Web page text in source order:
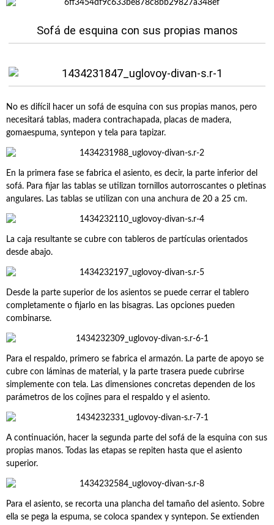
Sofá de esquina con sus propias manos
No es difícil hacer un sofá de esquina con sus propias manos, pero
necesitará tablas, madera contrachapada, placas de madera,
gomaespuma, syntepon y tela para tapizar.
En la primera fase se fabrica el asiento, es decir, la parte inferior del
sofá. Para fijar las tablas se utilizan tornillos autorroscantes o pletinas
angulares. Las tablas se utilizan con una anchura de 20 a 25 cm.
La caja resultante se cubre con tableros de partículas orientados
desde abajo.
Desde la parte superior de los asientos se puede cerrar el tablero
completamente o fijarlo en las bisagras. Las opciones pueden
combinarse.
Para el respaldo, primero se fabrica el armazón. La parte de apoyo se
cubre con láminas de material, y la parte trasera puede cubrirse
simplemente con tela. Las dimensiones concretas dependen de los
parámetros de los cojines para el respaldo y el asiento.
A continuación, hacer la segunda parte del sofá de la esquina con sus
propias manos. Todas las etapas se repiten hasta que el asiento
superior.
Para el asiento, se recorta una plancha del tamaño del asiento. Sobre
ella se pega la espuma, se coloca spandex y syntepon. Se extienden